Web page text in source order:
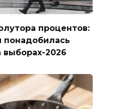
процентов:
понадобилась
выборах-2026